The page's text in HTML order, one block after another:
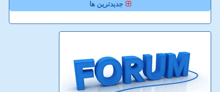
جدیدترین ها